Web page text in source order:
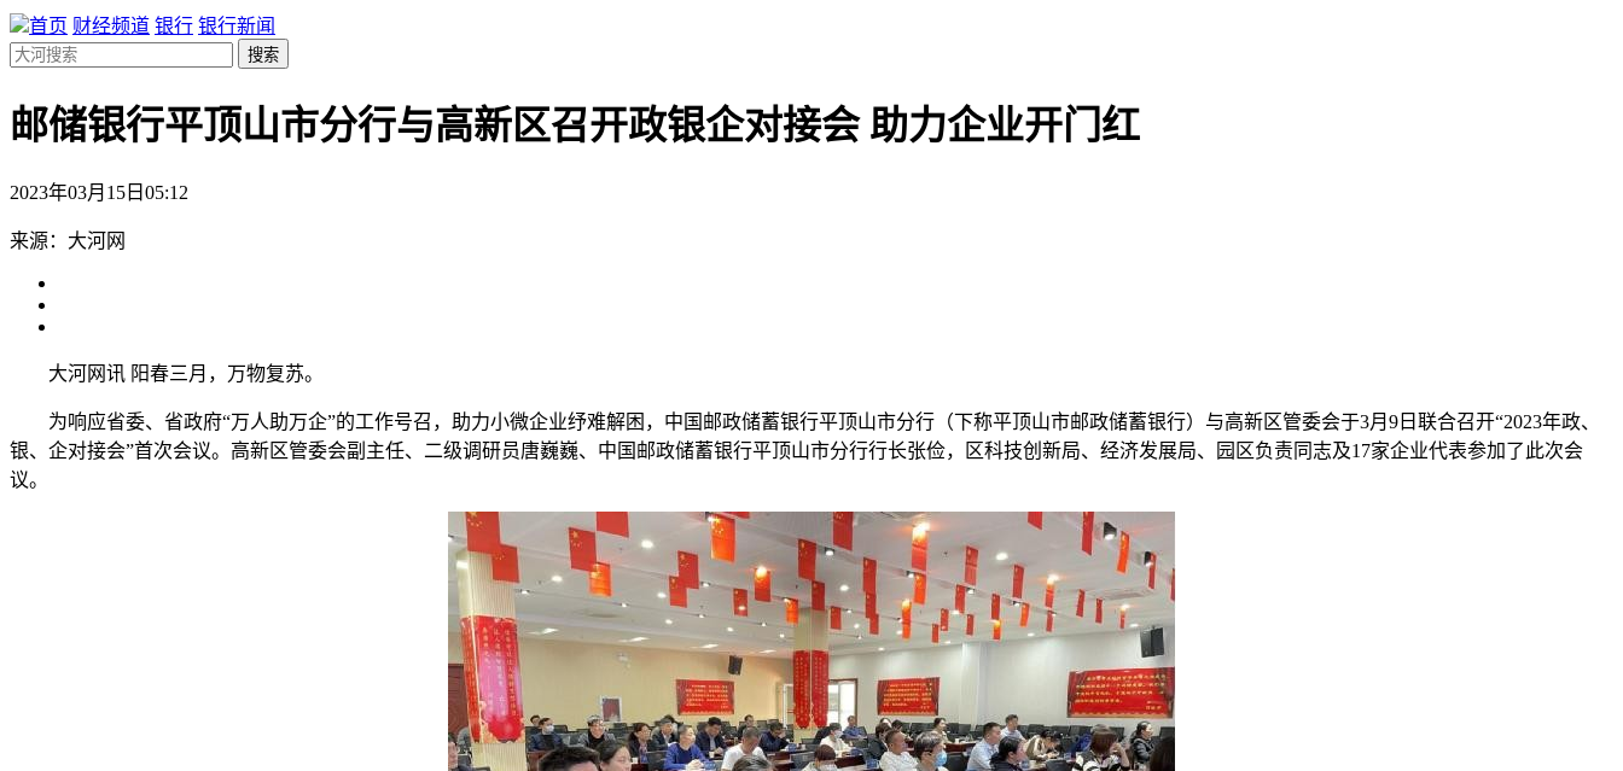
首页 财经频道 银行 银行新闻
搜索
邮储银行平顶山市分行与高新区召开政银企对接会 助力企业开门红
2023年03月15日05:12
来源：大河网
大河网讯 阳春三月，万物复苏。
为响应省委、省政府“万人助万企”的工作号召，助力小微企业纾难解困，中国邮政储蓄银行平顶山市分行（下称平顶山市邮政储蓄银行）与高新区管委会于3月9日联合召开“2023年政、
银、企对接会”首次会议。高新区管委会副主任、二级调研员唐巍巍、中国邮政储蓄银行平顶山市分行行长张俭，区科技创新局、经济发展局、园区负责同志及17家企业代表参加了此次会
议。